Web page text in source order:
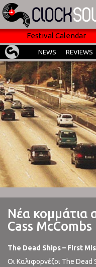
Festival Calendar
NEWS REVIEWS
Νέα κομμάτια
Cass McCombs
The Dead Ships – First
Οι Καλιφορνέζοι The